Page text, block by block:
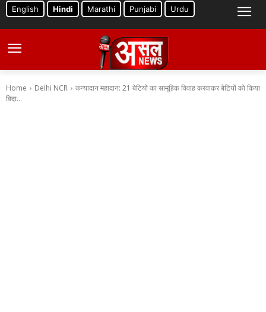
English Hindi Marathi Punjabi Urdu
Home Delhi NCR
कन्यादान महादान: 21 बेटियों का सामूहिक विवाह करवाकर बेटियों को किया
विदा...